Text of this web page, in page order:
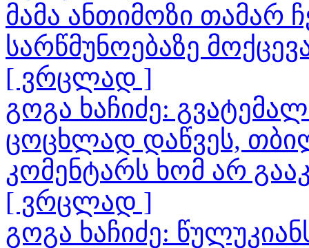
მამა ანთიმოზი თამარ
სარწმუნოებაზე
[ ვრცლად ]
გოგა ხაჩიძე:
ცოცხლად დაწვეს,
კომენტარს ხომ არ
[ ვრცლად ]
გოგა ხაჩიძე: